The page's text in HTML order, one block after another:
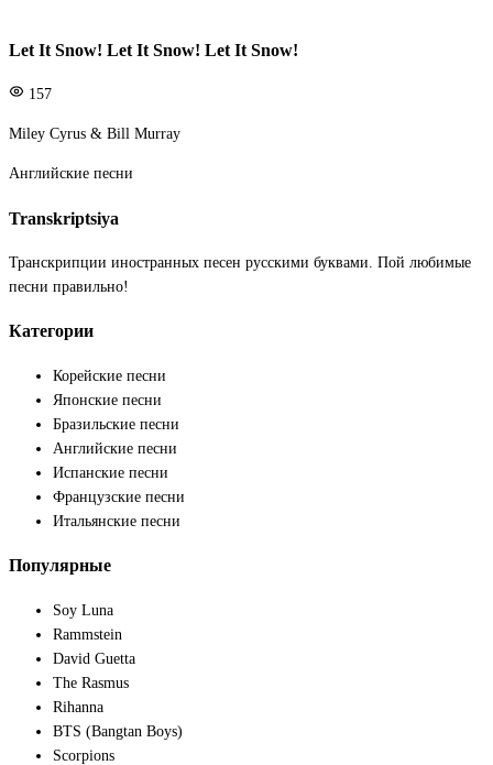
Let It Snow! Let It Snow! Let It Snow!
157
Miley Cyrus & Bill Murray
Английские песни
Transkriptsiya
Транскрипции иностранных песен русскими буквами. Пой любимые
песни правильно!
Категории
Корейские песни
Японские песни
Бразильские песни
Английские песни
Испанские песни
Французские песни
Итальянские песни
Популярные
Soy Luna
Rammstein
David Guetta
The Rasmus
Rihanna
BTS (Bangtan Boys)
Scorpions